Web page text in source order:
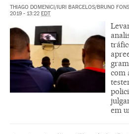
THIAGO DOMENICI/IURI BARCELOS/BRUNO
2019 - 13:22 EDT
com
em